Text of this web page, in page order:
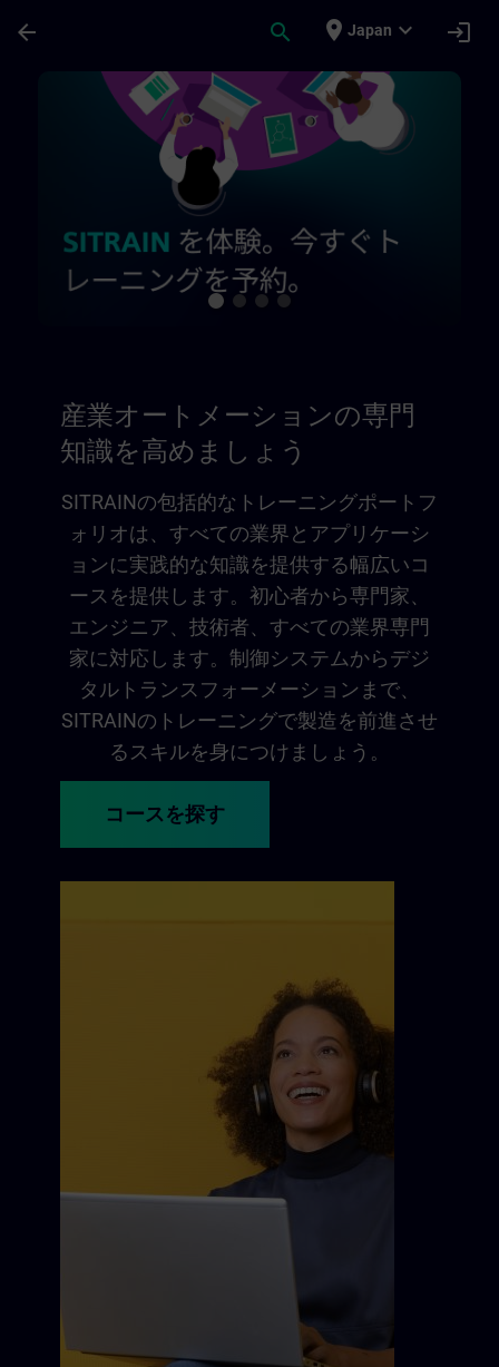
arrow_back search place Japan expand_more login
産業オートメーションの専門知識を高
産業オートメーションの専門
知識を高めましょう
SITRAINの包括的なトレーニングポートフ
ォリオは、すべての業界とアプリケーシ
ョンに実践的な知識を提供する幅広いコ
ースを提供します。初心者から専門家、
エンジニア、技術者、すべての業界専門
家に対応します。制御システムからデジ
タルトランスフォーメーションまで、
SITRAINのトレーニングで製造を前進させ
るスキルを身につけましょう。
コースを探す